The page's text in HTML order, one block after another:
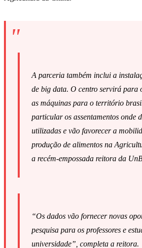
A parceria também inclui a
de big data. O centro servirá para
as máquinas para o território
particular os assentamentos onde
utilizadas e vão favorecer a
produção de alimentos na
a recém-empossada reitora da
“Os dados vão fornecer novas
pesquisa para os professores e
universidade”, completa a reitora.